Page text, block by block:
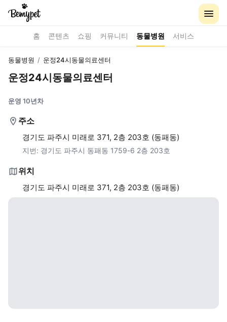
홈 콘텐츠 쇼핑 커뮤니티 동물병원 서비스
동물병원 / 운정24시동물의료센터
운정24시동물의료센터
운영 10년차
주소
경기도 파주시 미래로 371, 2층 203호 (동패동)
지번: 경기도 파주시 동패동 1759-6 2층 203호
위치
경기도 파주시 미래로 371, 2층 203호 (동패동)